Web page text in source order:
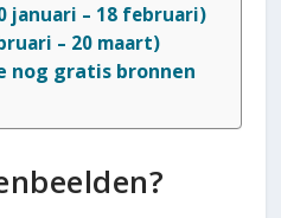
januari – 18 februari)
– 20 maart)
nog gratis bronnen